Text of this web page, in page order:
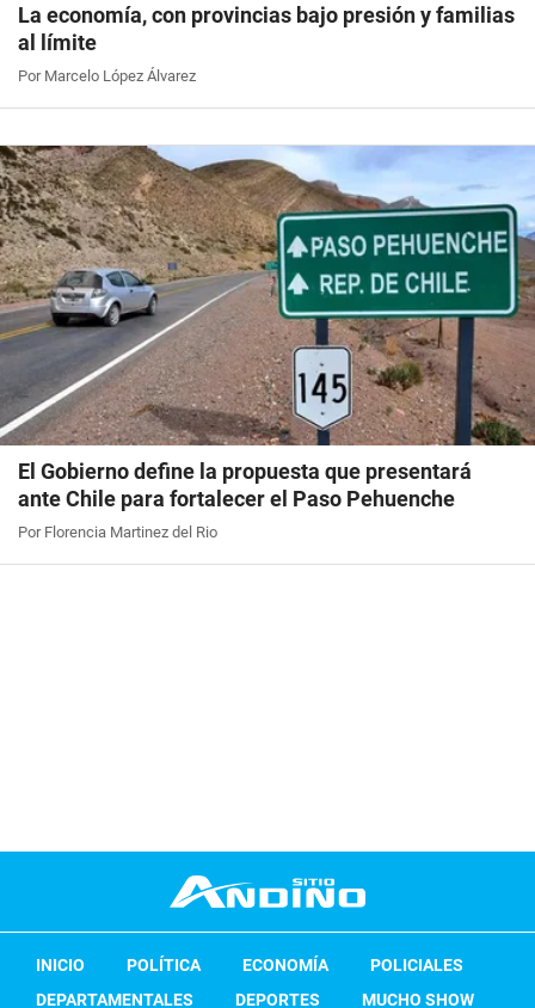
La economía, con provincias bajo presión y familias
al límite
Por Marcelo López Álvarez
El Gobierno define la propuesta que presentará
ante Chile para fortalecer el Paso Pehuenche
Por Florencia Martinez del Rio
INICIO POLÍTICA ECONOMÍA
POLICIALES
DEPARTAMENTALES
DEPORTES MUCHO SHOW